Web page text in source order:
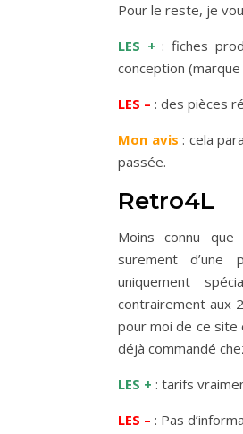
Pour le reste, je
LES + : fiches
conception (marque
LES – : des pièces
Mon avis : cela
passée.
Retro4L
Moins connu
surement d’une
uniquement
contrairement aux
pour moi de ce site
déjà commandé
LES + : tarifs
LES – : Pas